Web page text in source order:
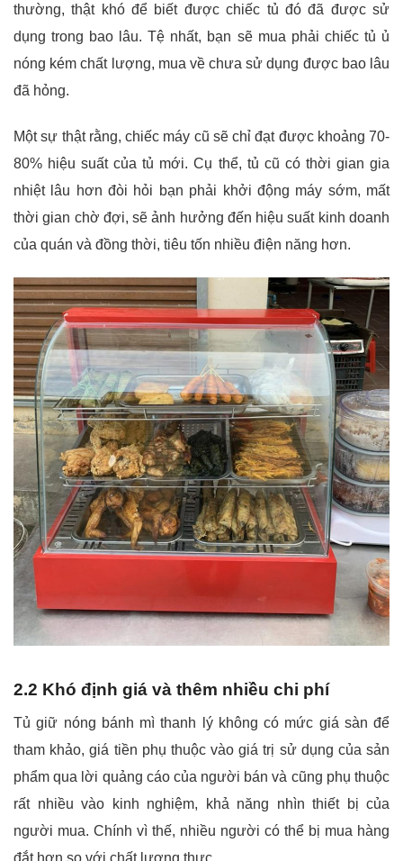
thường, thật khó để biết được chiếc tủ đó đã được sử
dụng trong bao lâu. Tệ nhất, bạn sẽ mua phải chiếc tủ ủ
nóng kém chất lượng, mua về chưa sử dụng được bao lâu
đã hỏng.
Một sự thật rằng, chiếc máy cũ sẽ chỉ đạt được khoảng 70-
80% hiệu suất của tủ mới. Cụ thể, tủ cũ có thời gian gia
nhiệt lâu hơn đòi hỏi bạn phải khởi động máy sớm, mất
thời gian chờ đợi, sẽ ảnh hưởng đến hiệu suất kinh doanh
của quán và đồng thời, tiêu tốn nhiều điện năng hơn.
2.2 Khó định giá và thêm nhiều chi phí
Tủ giữ nóng bánh mì thanh lý không có mức giá sàn để
tham khảo, giá tiền phụ thuộc vào giá trị sử dụng của sản
phẩm qua lời quảng cáo của người bán và cũng phụ thuộc
rất nhiều vào kinh nghiệm, khả năng nhìn thiết bị của
người mua. Chính vì thế, nhiều người có thể bị mua hàng